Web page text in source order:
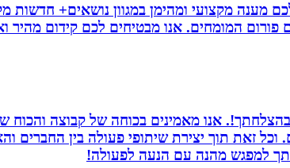
מענה מקצועי ומהימן במגוון נושאים+ חדשות
המומחים. אנו מבטיחים לכם קידום מהיר
אנו מאמינים בכוחה של קבוצה והכוח
וכל זאת תוך יצירת שיתופי פעולה בין
למפגש מהנה עם הנעה לפעולה!